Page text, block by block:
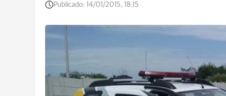
Publicado: 14/01/2015, 18:15